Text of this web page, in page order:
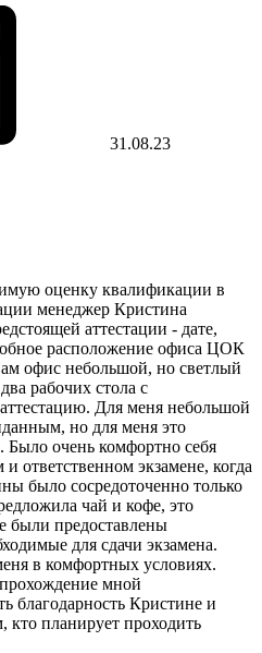
31.08.23
оценку квалификации в
менеджер Кристина
аттестации - дате,
расположение офиса ЦОК
офис небольшой, но светлый
рабочих стола с
Для меня небольшой
но для меня это
очень комфортно себя
ответственном экзамене, когда
было сосредоточенно только
чай и кофе, это
были предоставлены
для сдачи экзамена.
в комфортных условиях.
мной
благодарность Кристине и
планирует проходить